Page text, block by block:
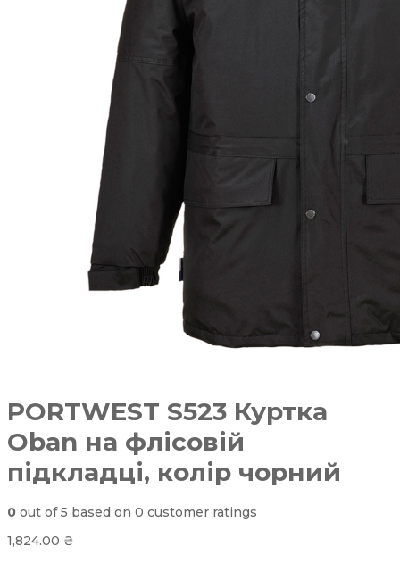
PORTWEST S523 Куртка
Oban на флісовій
підкладці, колір чорний
0 out of5 based on 0 customer ratings
1,824.00 ₴